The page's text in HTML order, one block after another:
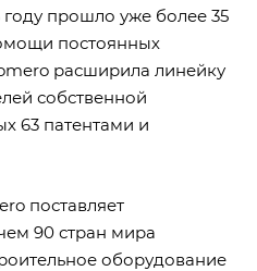
году прошло уже более 35
постоянных
расширила линейку
собственной
63 патентами и
поставляет
90 стран мира
оборудование